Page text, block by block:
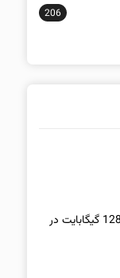
206
تحلیل عملکرد رم‌های 128 گیگابایت در